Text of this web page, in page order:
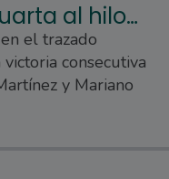
al hilo…
el trazado
consecutiva
y Mariano